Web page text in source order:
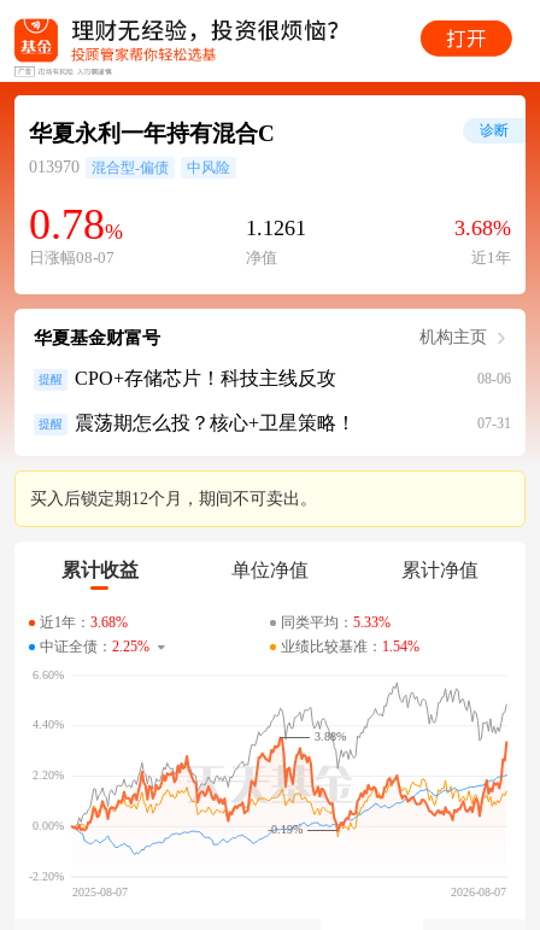
华夏永利一年持有混合C
013970 混合型-偏债 中风险
0.78%
日涨幅08-07
1.1261
净值
3.68%
近1年
诊断
华夏基金财富号 机构主页
提醒 CPO+存储芯片！科技主线反攻 08-06
提醒 震荡期怎么投？核心+卫星策略！ 07-31
买入后锁定期12个月，期间不可卖出。
累计收益 单位净值 累计净值
近1年： 3.68% 同类平均： 5.33%
中证全债： 2.25% 业绩比较基准： 1.54%
-0.19%
3.88%